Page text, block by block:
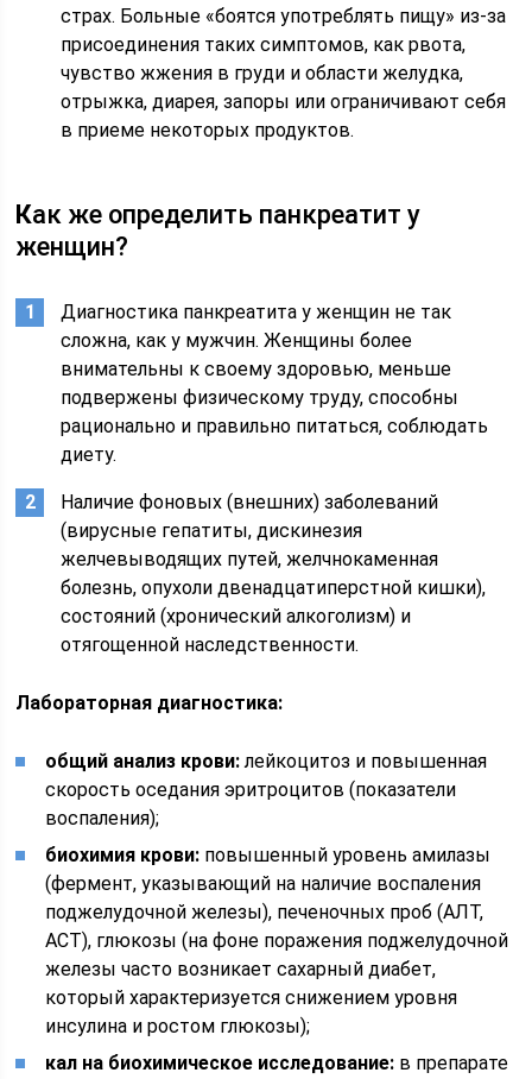
страх. Больные «боятся употреблять пищу» из-за
присоединения таких симптомов, как рвота,
чувство жжения в груди и области желудка,
отрыжка, диарея, запоры или ограничивают себя
в приеме некоторых продуктов.
Как же определить панкреатит у
женщин?
Диагностика панкреатита у женщин не так
сложна, как у мужчин. Женщины более
внимательны к своему здоровью, меньше
подвержены физическому труду, способны
рационально и правильно питаться, соблюдать
диету.
Наличие фоновых (внешних) заболеваний
(вирусные гепатиты, дискинезия
желчевыводящих путей, желчнокаменная
болезнь, опухоли двенадцатиперстной кишки),
состояний (хронический алкоголизм) и
отягощенной наследственности.
Лабораторная диагностика:
общий анализ крови:лейкоцитоз и повышенная
скорость оседания эритроцитов (показатели
воспаления);
биохимия крови: повышенный уровень амилазы
(фермент, указывающий на наличие воспаления
поджелудочной железы), печеночных проб (АЛТ,
АСТ), глюкозы (на фоне поражения поджелудочной
железы часто возникает сахарный диабет,
который характеризуется снижением уровня
инсулина и ростом глюкозы);
кал на биохимическое исследование: в препарате